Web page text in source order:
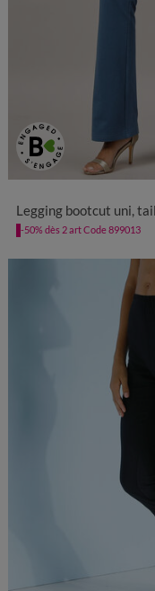
Legging bootcut uni,
-50% dès 2 art Code 899013